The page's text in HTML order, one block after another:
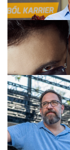
Politika
Content Lab HUB
Forbes-sztori